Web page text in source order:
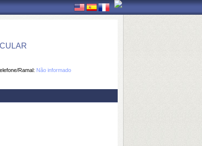
Ramal: Não informado